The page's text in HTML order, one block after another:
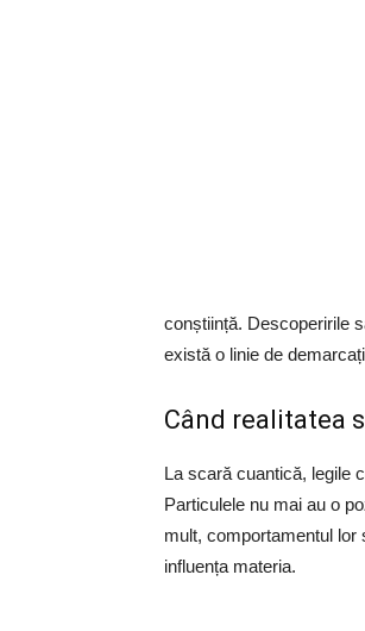
conștiință. Descoperirile
există o linie de
Când realitatea
La scară cuantică, legile
Particulele nu mai au o
mult, comportamentul
influența materia.